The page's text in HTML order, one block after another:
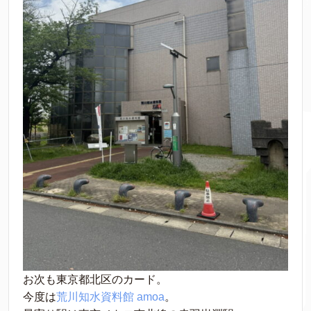
お次も東京都北区のカード。
今度は荒川知水資料館 amoa。